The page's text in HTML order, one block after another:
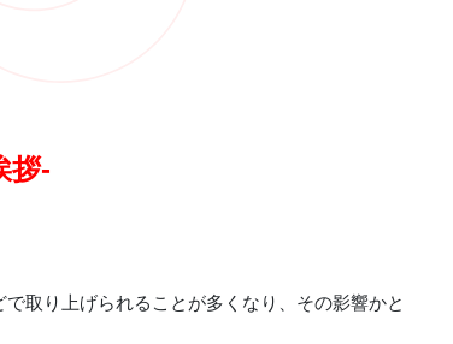
拶-
取り上げられることが多くなり、その影響かと